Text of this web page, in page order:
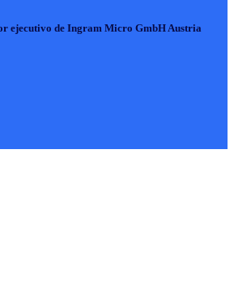
ejecutivo de Ingram Micro GmbH Austria